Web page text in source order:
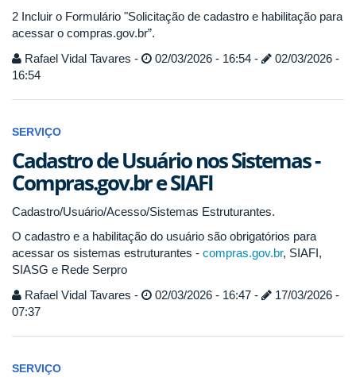
2 Incluir o Formulário "Solicitação de cadastro e habilitação para
acessar o compras.gov.br”.
Rafael Vidal Tavares -
02/03/2026 - 16:54 -
02/03/2026 -
16:54
SERVIÇO
Cadastro de Usuário nos Sistemas -
Compras.gov.br e SIAFI
Cadastro/Usuário/Acesso/Sistemas Estruturantes.
O cadastro e a habilitação do usuário são obrigatórios para
acessar os sistemas estruturantes - compras.gov.br, SIAFI,
SIASG e Rede Serpro
Rafael Vidal Tavares -
02/03/2026 - 16:47 -
17/03/2026 -
07:37
SERVIÇO